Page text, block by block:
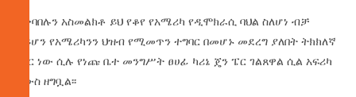
አቀባበሉን አስመልክቶ ይህ የቆየ የአሜሪካ የዲሞክራሲ ባህል ስለሆነ ብቻ
ሳይሆን የአሜሪካንን ህዝብ የሚመጥን ተግባር በመሆኑ መደረግ ያለበት ትክክለኛ
ነገር ነው ሲሉ የነጩ ቤተ መንግሥት ፀሀፊ ካሪኔ ጄን ፔር ገልጸዋል ሲል አፍሪካ
ኒውስ ዘግቧል፡፡